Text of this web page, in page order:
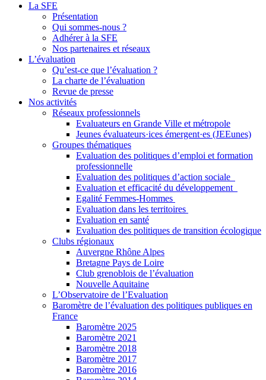
La SFE
Présentation
Qui sommes-nous ?
Adhérer à la SFE
Nos partenaires et réseaux
L’évaluation
Qu’est-ce que l’évaluation ?
La charte de l’évaluation
Revue de presse
Nos activités
Réseaux professionnels
Evaluateurs en Grande Ville et métropole
Jeunes évaluateurs·ices émergent·es (JEEunes)
Groupes thématiques
Evaluation des politiques d’emploi et formation
professionnelle
Evaluation des politiques d’action sociale
Evaluation et efficacité du développement
Egalité Femmes-Hommes
Evaluation dans les territoires
Evaluation en santé
Evaluation des politiques de transition écologique
Clubs régionaux
Auvergne Rhône Alpes
Bretagne Pays de Loire
Club grenoblois de l’évaluation
Nouvelle Aquitaine
L’Observatoire de l’Evaluation
Baromètre de l’évaluation des politiques publiques en
France
Baromètre 2025
Baromètre 2021
Baromètre 2018
Baromètre 2017
Baromètre 2016